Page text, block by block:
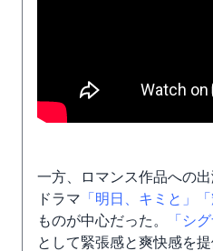
一方、ロマンス作品への
ドラマ 「明日、キミと」
ものが中心だった。
「シ
として緊張感と爽快感を提